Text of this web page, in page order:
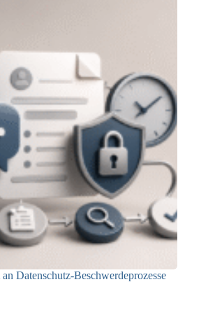
Datenschutz-Beschwerdeprozesse